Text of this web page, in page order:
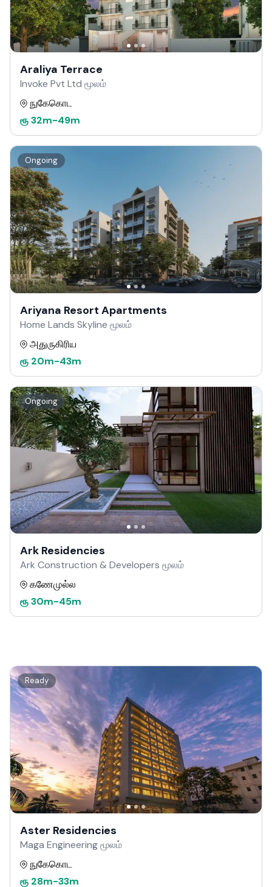
Araliya Terrace
Invoke Pvt Ltd மூலம்
நுகேகொட
ரூ32m-49m
Ongoing
Ariyana Resort Apartments
Home Lands Skyline மூலம்
அதுருகிரிய
ரூ 20m-43m
Ongoing
Ark Residencies
Ark Construction & Developers மூலம்
கணேமுல்ல
ரூ30m-45m
Ready
Aster Residencies
Maga Engineering மூலம்
நுகேகொட
ரூ 28m-33m